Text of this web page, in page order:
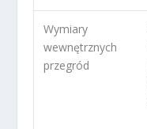
Wymiary
wewnętrznych
przegród